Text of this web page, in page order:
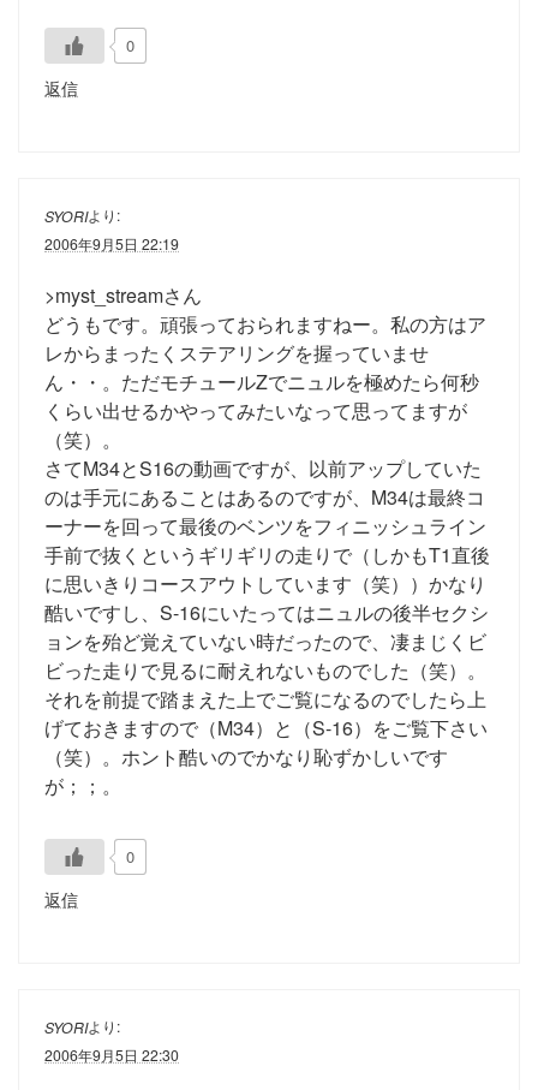
0
返信
SYORIより:
2006年9月5日 22:19
>myst_streamさん
どうもです。頑張っておられますねー。私の方はア
レからまったくステアリングを握っていませ
ん・・。ただモチュールZでニュルを極めたら何秒
くらい出せるかやってみたいなって思ってますが
（笑）。
さてM34とS16の動画ですが、以前アップしていた
のは手元にあることはあるのですが、M34は最終コ
ーナーを回って最後のベンツをフィニッシュライン
手前で抜くというギリギリの走りで（しかもT1直後
に思いきりコースアウトしています（笑））かなり
酷いですし、S-16にいたってはニュルの後半セクシ
ョンを殆ど覚えていない時だったので、凄まじくビ
ビった走りで見るに耐えれないものでした（笑）。
それを前提で踏まえた上でご覧になるのでしたら上
げておきますので（M34）と（S-16）をご覧下さい
（笑）。ホント酷いのでかなり恥ずかしいです
が；；。
0
返信
SYORIより:
2006年9月5日 22:30